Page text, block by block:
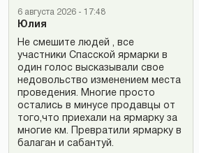
6 августа 2026 - 17:48
Юлия
Не смешите людей , все
участники Спасской ярмарки в
один голос высказывали свое
недовольство изменением места
проведения. Многие просто
остались в минусе продавцы от
того,что приехали на ярмарку за
многие км. Превратили ярмарку в
балаган и сабантуй.